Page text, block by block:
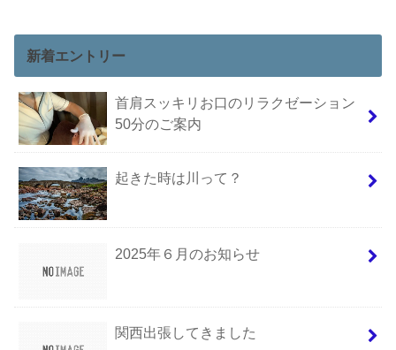
新着エントリー
首肩スッキリお口のリラクゼーション
50分のご案内
起きた時は川って？
2025年６月のお知らせ
関西出張してきました